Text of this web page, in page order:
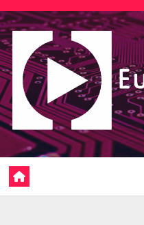
Saltar
al
contenido